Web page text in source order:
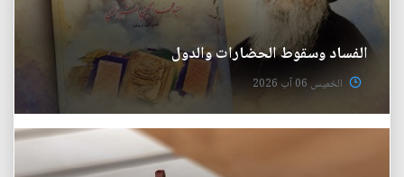
الفساد وسقوط الحضارات والدول
الخميس 06 آب 2026